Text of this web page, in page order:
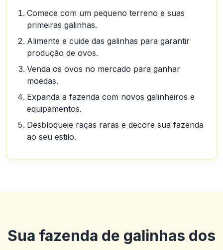
Comece com um pequeno terreno e suas
primeiras galinhas.
Alimente e cuide das galinhas para garantir
produção de ovos.
Venda os ovos no mercado para ganhar
moedas.
Expanda a fazenda com novos galinheiros e
equipamentos.
Desbloqueie raças raras e decore sua fazenda
ao seu estilo.
Sua fazenda de galinhas dos